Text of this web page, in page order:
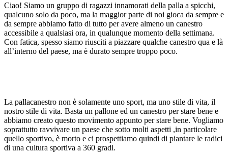
Ciao! Siamo un gruppo di ragazzi innamorati della palla a spicchi,
qualcuno solo da poco, ma la maggior parte di noi gioca da sempre e
da sempre abbiamo fatto di tutto per avere almeno un canestro
accessibile a qualsiasi ora, in qualunque momento della settimana.
Con fatica, spesso siamo riusciti a piazzare qualche canestro qua e là
all’interno del paese, ma è durato sempre troppo poco.
La pallacanestro non è solamente uno sport, ma uno stile di vita, il
nostro stile di vita. Basta un pallone ed un canestro per stare bene e
abbiamo creato questo movimento appunto per stare bene. Vogliamo
soprattutto ravvivare un paese che sotto molti aspetti ,in particolare
quello sportivo, è morto e ci prospettiamo quindi di piantare le radici
di una cultura sportiva a 360 gradi.